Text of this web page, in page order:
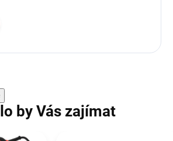
by Vás zajímat